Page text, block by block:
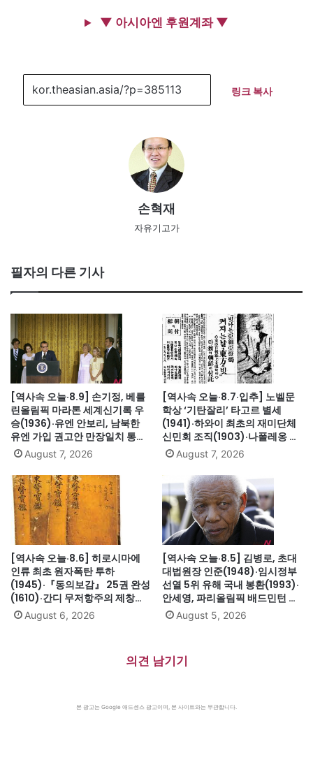
▼ 아시아엔 후원계좌 ▼
링크 복사
손혁재
자유기고가
필자의 다른 기사
[역사속 오늘·8.9] 손기정, 베를
린올림픽 마라톤 세계신기록 우
승(1936)·유엔 안보리, 남북한
유엔 가입 권고안 만장일치 통과
(1991)·싱가포르, 말레이시아에
서 분리 독립(1965)·닉슨, 워터
게이트로 사상 첫 대통령 사임
(1974)
August 7, 2026
[역사속 오늘·8.7·입추] 노벨문
학상 ‘기탄잘리’ 타고르 별세
(1941)·하와이 최초의 재미단체
신민회 조직(1903)·나폴레옹 세
인트헬레나섬 유배(1815)·英 해
군, 스페인 무적함대 격파
(1588)·美 화성탐사로봇 큐리오
시티 화성 착륙(2012)·日, 화이
트리스트에서 한국 제외(2019)
August 7, 2026
[역사속 오늘·8.6] 히로시마에
인류 최초 원자폭탄 투하
(1945)·『동의보감』 25권 완성
(1610)·간디 무저항주의 제창
(1931)·대전엑스포 개막(1993)·
자메이카, 영국에서 독립(1962)
August 6, 2026
[역사속 오늘·8.5] 김병로, 초대
대법원장 인준(1948)·임시정부
선열 5위 유해 국내 봉환(1993)·
안세영, 파리올림픽 배드민턴 여
자단식 금메달(2024)·하시나 방
글라데시 총리 인도 망명
라 체포, 27년 옥고의 시작
August 5, 2026
의견 남기기
본 광고는 Google 애드센스 광고이며, 본 사이트와는 무관합니다.